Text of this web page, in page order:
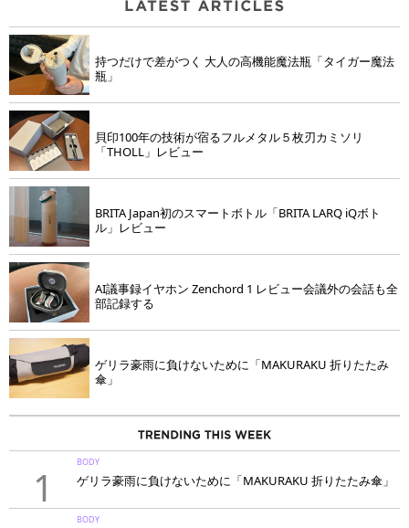
持つだけで差がつく 大人の高機能魔法瓶「タイガー魔法
瓶」
貝印100年の技術が宿るフルメタル５枚刃カミソリ
「THOLL」レビュー
BRITA Japan初のスマートボトル「BRITA LARQ iQボト
ル」レビュー
AI議事録イヤホン Zenchord 1 レビュー会議外の会話も全
部記録する
ゲリラ豪雨に負けないために「MAKURAKU 折りたたみ
傘」
1
BODY
ゲリラ豪雨に負けないために「MAKURAKU 折りたたみ傘」
BODY